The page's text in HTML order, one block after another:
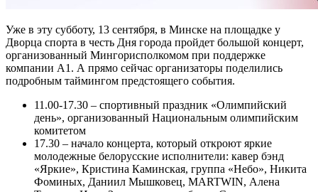
Уже в эту субботу, 13 сентября, в Минске на площадке у
Дворца спорта в честь Дня города пройдет большой концерт,
организованный Мингорисполкомом при поддержке
компании А1. А прямо сейчас организаторы поделились
подробным таймингом предстоящего события.
11.00-17.30 – спортивный праздник «Олимпийский
день», организованный Национальным олимпийским
комитетом
17.30 – начало концерта, который откроют яркие
молодежные белорусские исполнители: кавер бэнд
«Яркие», Кристина Каминская, группа «Небо», Никита
Фоминых, Даниил Мышковец, MARTWIN, Алена